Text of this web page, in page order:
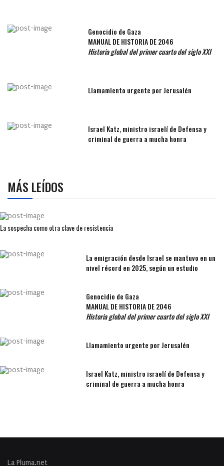
Genocidio de Gaza
MANUAL DE HISTORIA DE 2046
Historia global del primer cuarto del siglo XXI
Llamamiento urgente por Jerusalén
Israel Katz, ministro israelí de Defensa y
criminal de guerra a mucha honra
MÁS LEÍDOS
La sospecha como otra clave de resistencia
La emigración desde Israel se mantuvo en un
nivel récord en 2025, según un estudio
Genocidio de Gaza
MANUAL DE HISTORIA DE 2046
Historia global del primer cuarto del siglo XXI
Llamamiento urgente por Jerusalén
Israel Katz, ministro israelí de Defensa y
criminal de guerra a mucha honra
La Pluma.net